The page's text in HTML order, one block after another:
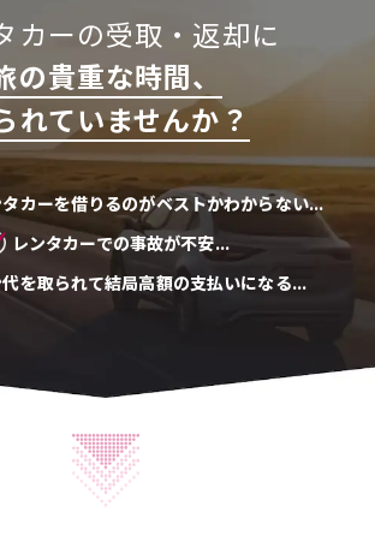
カーの受取・返却に
の貴重な時間、
れていませんか？
カーを借りるのがベストかわからない...
レンタカーでの事故が不安...
を取られて結局高額の支払いになる...